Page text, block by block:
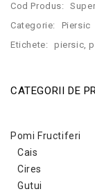
Cod Produs:
Categorie:
Piersic
Etichete:
piersic,
CATEGORII DE
Pomi Fructiferi
Cais
Cires
Gutui